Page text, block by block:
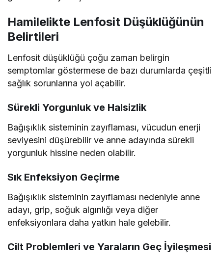
Hamilelikte Lenfosit Düşüklüğünün
Belirtileri
Lenfosit düşüklüğü çoğu zaman belirgin
semptomlar göstermese de bazı durumlarda çeşitli
sağlık sorunlarına yol açabilir.
Sürekli Yorgunluk ve Halsizlik
Bağışıklık sisteminin zayıflaması, vücudun enerji
seviyesini düşürebilir ve anne adayında sürekli
yorgunluk hissine neden olabilir.
Sık Enfeksiyon Geçirme
Bağışıklık sisteminin zayıflaması nedeniyle anne
adayı, grip, soğuk algınlığı veya diğer
enfeksiyonlara daha yatkın hale gelebilir.
Cilt Problemleri ve Yaraların Geç İyileşmesi